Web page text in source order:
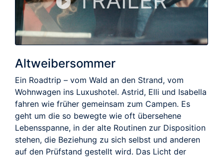
Altweibersommer
Ein Roadtrip – vom Wald an den Strand, vom
Wohnwagen ins Luxushotel. Astrid, Elli und Isabella
fahren wie früher gemeinsam zum Campen. Es
geht um die so bewegte wie oft übersehene
Lebensspanne, in der alte Routinen zur Disposition
stehen, die Beziehung zu sich selbst und anderen
auf den Prüfstand gestellt wird. Das Licht der